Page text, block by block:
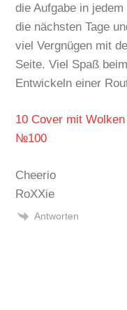
die Aufgabe in
die nächsten Tage
viel Vergnügen mit
Seite. Viel Spaß
Entwickeln einer
10 Cover mit
№100
Cheerio
RoXXie
Antworten